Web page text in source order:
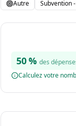
Autre Subvention
50 % des
Calculez votre